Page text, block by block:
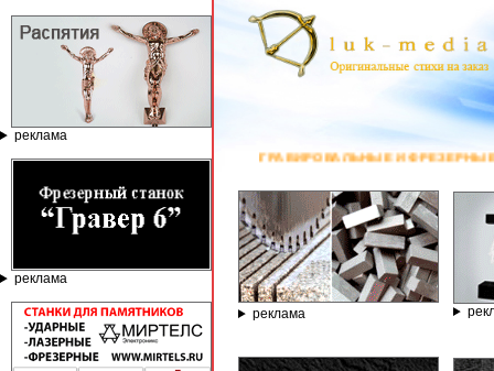
реклама
реклама
ГРАВИРОВАЛЬНЫЕ И ФРЕЗЕРНЫЕ СТАНКИ ПО КАМНЮ
реклама